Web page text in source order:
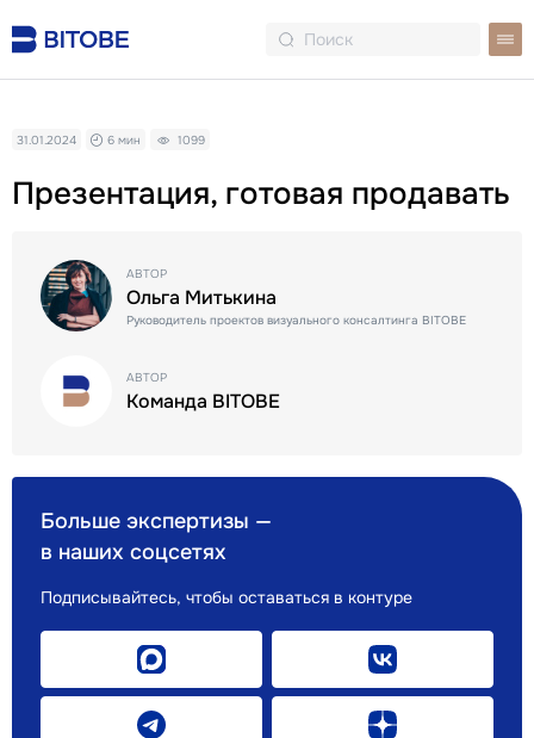
Презентация, готовая продавать
31.01.2024 6 мин 1099
Больше экспертизы —
в наших соцсетях
Подписывайтесь, чтобы оставаться в контуре
АВТОР
Ольга Митькина
Руководитель проектов визуального консалтинга BITOBE
АВТОР
Команда BITOBE